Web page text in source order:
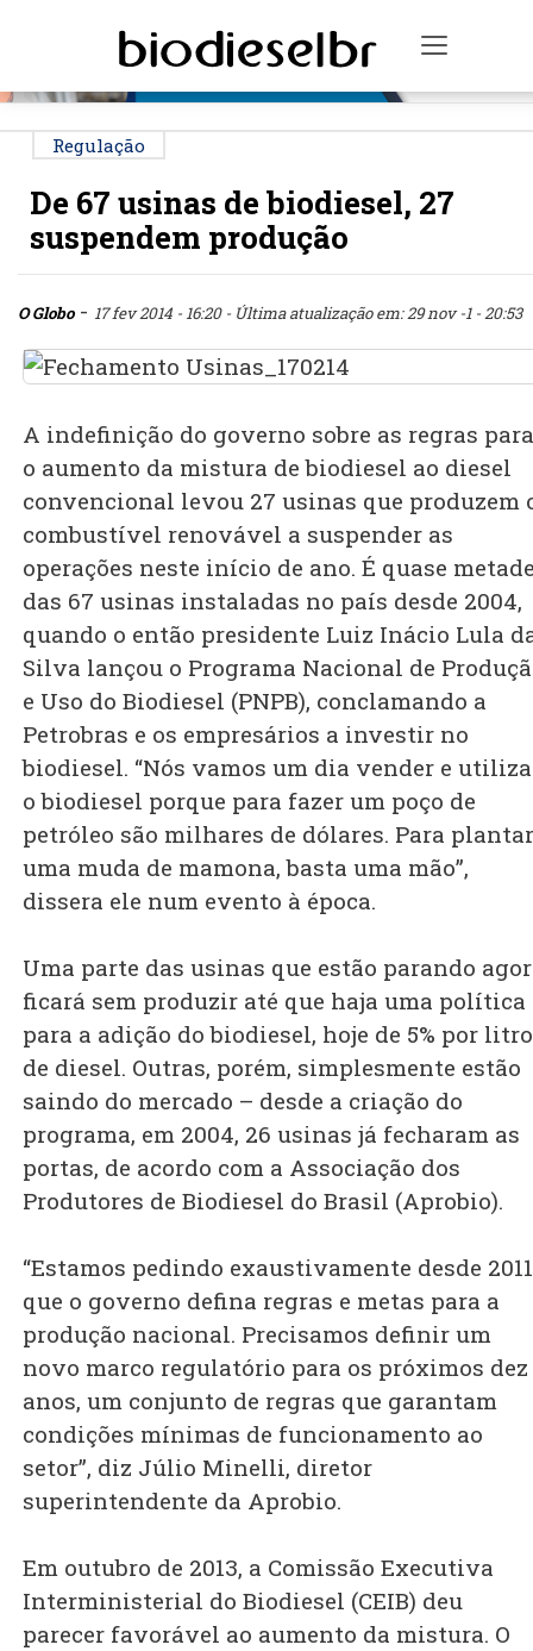
Toggle
Regulação
De 67 usinas de biodiesel, 27
suspendem produção
O Globo- 17 fev 2014 - 16:20 - Última atualização em: 29 nov -1 - 20:53
A indefinição do governo sobre as regras para
o aumento da mistura de biodiesel ao diesel
convencional levou 27 usinas que produzem
combustível renovável a suspender as
operações neste início de ano. É quase
das 67 usinas instaladas no país desde 2004,
quando o então presidente Luiz Inácio Lula
Silva lançou o Programa Nacional de
e Uso do Biodiesel (PNPB), conclamando a
Petrobras e os empresários a investir no
biodiesel. “Nós vamos um dia vender e
o biodiesel porque para fazer um poço de
petróleo são milhares de dólares. Para plantar
uma muda de mamona, basta uma mão”,
dissera ele num evento à época.
Uma parte das usinas que estão parando
ficará sem produzir até que haja uma política
para a adição do biodiesel, hoje de 5% por litro
de diesel. Outras, porém, simplesmente estão
saindo do mercado – desde a criação do
programa, em 2004, 26 usinas já fecharam as
portas, de acordo com a Associação dos
Produtores de Biodiesel do Brasil (Aprobio).
“Estamos pedindo exaustivamente desde 2011
que o governo defina regras e metas para a
produção nacional. Precisamos definir um
novo marco regulatório para os próximos dez
anos, um conjunto de regras que garantam
condições mínimas de funcionamento ao
setor”, diz Júlio Minelli, diretor
superintendente da Aprobio.
Em outubro de 2013, a Comissão Executiva
Interministerial do Biodiesel (CEIB) deu
parecer favorável ao aumento da mistura. O